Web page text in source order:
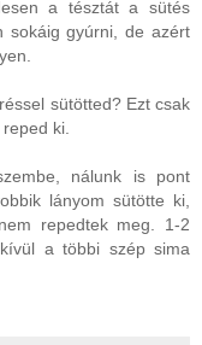
a tésztát a sütés
sokáig gyúrni, de azért
sütötted? Ezt csak
ki.
nálunk is pont
lányom sütötte ki,
repedtek meg. 1-2
a többi szép sima